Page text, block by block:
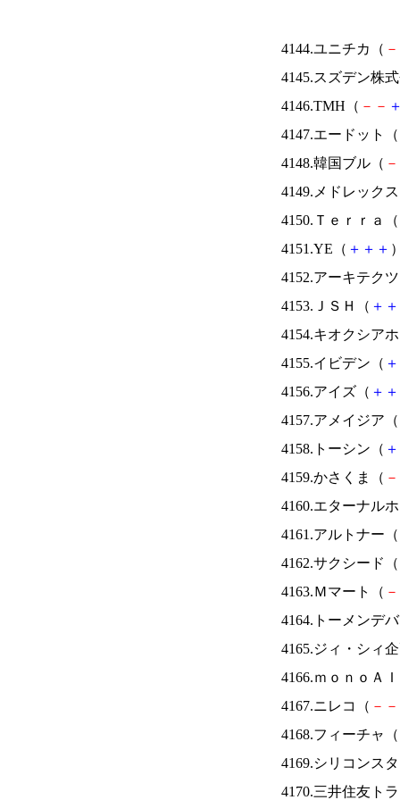
4144.ユニチカ（ －
4145.スズデン株
4146.TMH（ － －
4147.エードット（
4148.韓国ブル（ －
4149.メドレック
4150.Ｔｅｒｒａ（
4151.YE（ ＋ ＋ ＋
4152.アーキテク
4153.ＪＳＨ（ ＋ ＋
4154.キオクシア
4155.イビデン（ ＋
4156.アイズ（ ＋ ＋
4157.アメイジア（
4158.トーシン（ ＋
4159.かさくま（ －
4160.エターナル
4161.アルトナー（
4162.サクシード（
4163.Ｍマート（ －
4164.トーメンデ
4165.ジィ・シィ
4166.ｍｏｎｏＡ
4167.ニレコ（ － －
4168.フィーチャ（
4169.シリコンス
4170.三井住友ト